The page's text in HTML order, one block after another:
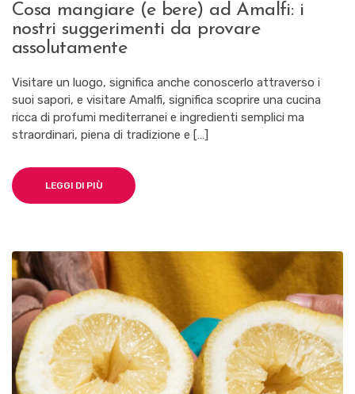
MANGIARE
(E
AD
I
NOSTRI
SUGGERIMENTI
DA
PROVARE
Cosa mangiare (e bere) ad Amalfi: i
nostri suggerimenti da provare
assolutamente
Visitare un luogo, significa anche conoscerlo attraverso i
suoi sapori, e visitare Amalfi, significa scoprire una cucina
ricca di profumi mediterranei e ingredienti semplici ma
straordinari, piena di tradizione e […]
LEGGI DI PIÙ